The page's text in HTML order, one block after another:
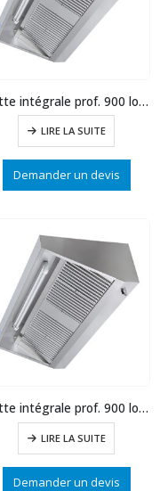
Hotte intégrale prof. 900 long.2500
LIRE LA SUITE
Demander un devis
Hotte intégrale prof. 900 long.2000
LIRE LA SUITE
Demander un devis